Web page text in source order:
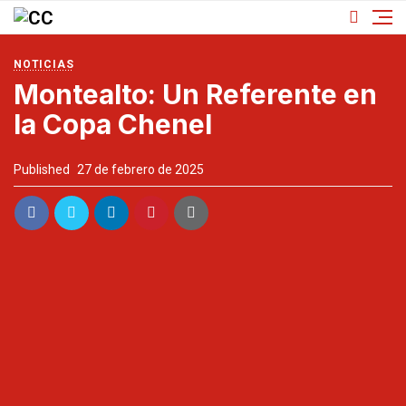
NOTICIAS
Montealto: Un Referente en
la Copa Chenel
Published 27 de febrero de 2025